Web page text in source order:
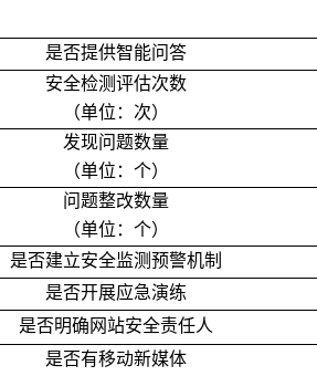
是否提供智能问答
安全检测评估次数
（单位：次）
发现问题数量
（单位：个）
问题整改数量
（单位：个）
是否建立安全监测预警机制
是否开展应急演练
是否明确网站安全责任人
是否有移动新媒体